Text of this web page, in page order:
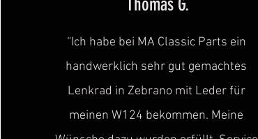
“Ich habe bei MA Classic Parts ein
handwerklich sehr gut gemachtes
Lenkrad in Zebrano mit Leder für
meinen W124 bekommen. Meine